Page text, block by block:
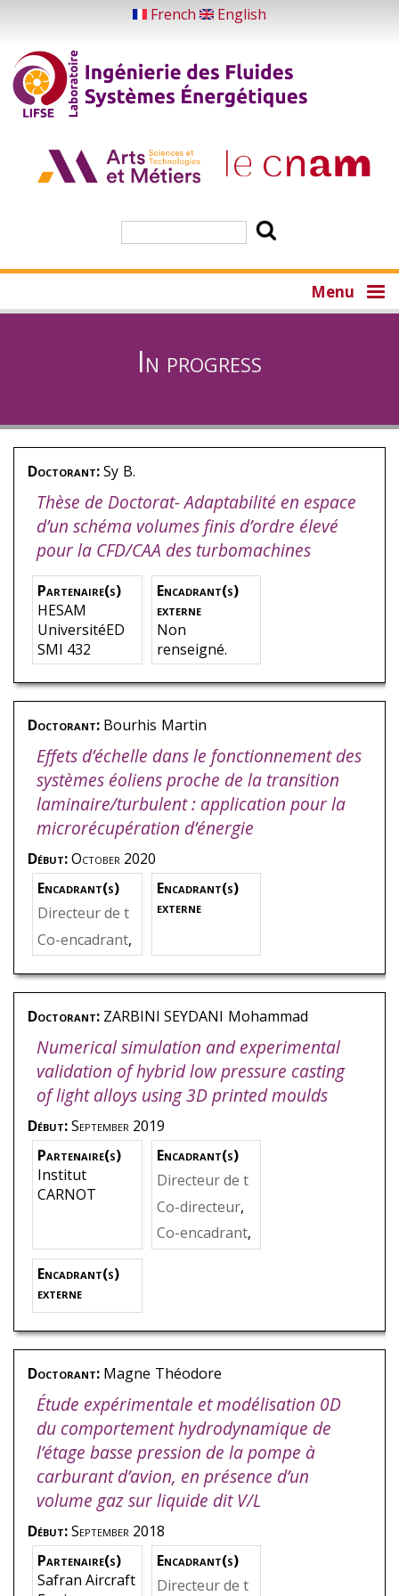
main
content
French English
Menu
In progress
Doctorant:Sy B.
Thèse de Doctorat- Adaptabilité en espace
d’un schéma volumes finis d’ordre élevé
pour la CFD/CAA des turbomachines
Partenaire(s)
HESAM
UniversitéED
SMI 432
Encadrant(s)
externe
Non
renseigné.
Doctorant: Bourhis Martin
Effets d’échelle dans le fonctionnement des
systèmes éoliens proche de la transition
laminaire/turbulent : application pour la
microrécupération d’énergie
Début:October 2020
Encadrant(s)
Directeur de t
hèse,Ravelet,
Florent
Co-encadrant,
Pereira,Mich
ael
Encadrant(s)
externe
Doctorant: ZARBINI SEYDANI Mohammad
Numerical simulation and experimental
validation of hybrid low pressure casting
of light alloys using 3D printed moulds
Début:September 2019
Partenaire(s)
Institut
CARNOT
Encadrant(s)
Directeur de t
hèse,EL MAN
SORI
Co-directeur,
KHELLADI,So
fiane
Co-encadrant,
BEDEL
Encadrant(s)
externe
Doctorant: Magne Théodore
Étude expérimentale et modélisation 0D
du comportement hydrodynamique de
l’étage basse pression de la pompe à
carburant d’avion, en présence d’un
volume gaz sur liquide dit V/L
Début:September 2018
Partenaire(s)
Safran Aircraft
Encadrant(s)
Directeur de t